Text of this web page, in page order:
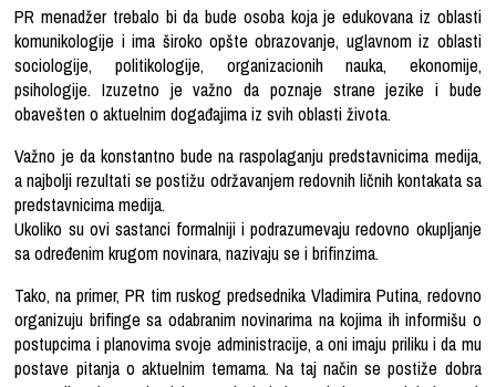
PR menadžer trebalo bi da bude osoba koja je edukovana iz oblasti
komunikologije i ima široko opšte obrazovanje, uglavnom iz oblasti
sociologije, politikologije, organizacionih nauka, ekonomije,
psihologije. Izuzetno je važno da poznaje strane jezike i bude
obavešten o aktuelnim događajima iz svih oblasti života.
Važno je da konstantno bude na raspolaganju predstavnicima medija,
a najbolji rezultati se postižu održavanjem redovnih ličnih kontakata sa
predstavnicima medija.
Ukoliko su ovi sastanci formalniji i podrazumevaju redovno okupljanje
sa određenim krugom novinara, nazivaju se i brifinzima.
Tako, na primer, PR tim ruskog predsednika Vladimira Putina, redovno
organizuju brifinge sa odabranim novinarima na kojima ih informišu o
postupcima i planovima svoje administracije, a oni imaju priliku i da mu
postave pitanja o aktuelnim temama. Na taj način se postiže dobra